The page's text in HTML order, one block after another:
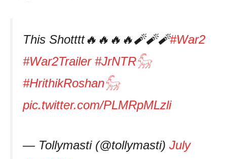
This Shotttt🔥🔥🔥🔥🧨🧨🧨#War2
#War2Trailer #JrNTR𓃵
#HrithikRoshan𓃵
pic.twitter.com/PLMRpMLzli
— Tollymasti (@tollymasti) July